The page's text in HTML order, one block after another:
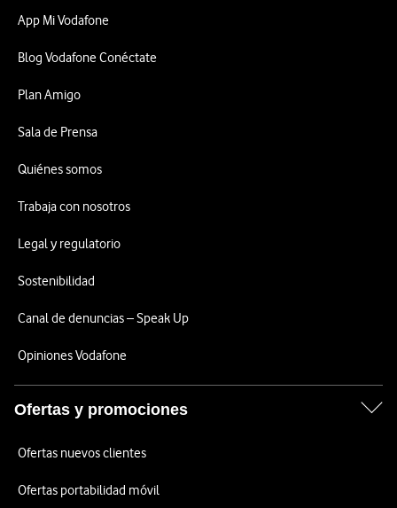
App Mi Vodafone
Blog Vodafone Conéctate
Plan Amigo
Sala de Prensa
Quiénes somos
Trabaja con nosotros
Legal y regulatorio
Sostenibilidad
Canal de denuncias – Speak Up
Opiniones Vodafone
Ofertas y promociones
Ofertas nuevos clientes
Ofertas portabilidad móvil